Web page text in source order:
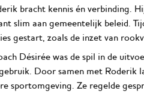
bracht kennis én verbinding.
slim aan gemeentelijk beleid.
gestart, zoals de inzet van
Désirée was de spil in de
Door samen met Roderik
sportomgeving. Ze regelde